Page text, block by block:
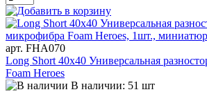
арт. FHA070
Long Short 40х40 Универсальная
Foam Heroes
В наличии: 51 шт